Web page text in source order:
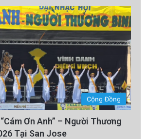
Cộng Đồng
Ơn Anh” – Người Thương
Tại San Jose